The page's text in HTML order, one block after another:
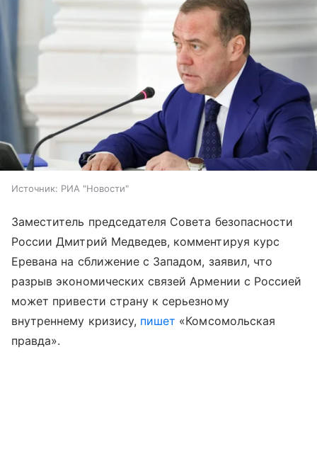
Источник: РИА "Новости"
Заместитель председателя Совета безопасности
России Дмитрий Медведев, комментируя курс
Еревана на сближение с Западом, заявил, что
разрыв экономических связей Армении с Россией
может привести страну к серьезному
внутреннему кризису, пишет «Комсомольская
правда».